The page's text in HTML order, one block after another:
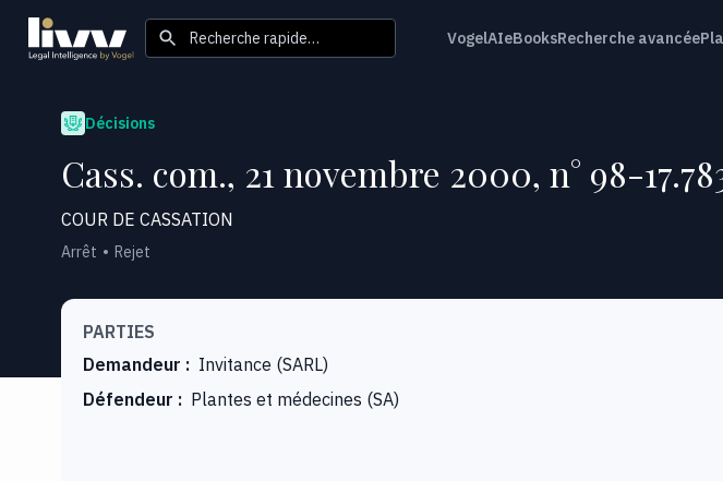
Recherche rapide… VogelAIeBooksRecherche avancée
Décisions
Cass. com., 21 novembre 2000, n° 98-
COUR DE CASSATION
Arrêt Rejet
PARTIES
Demandeur : Invitance (SARL)
Défendeur : Plantes et médecines (SA)